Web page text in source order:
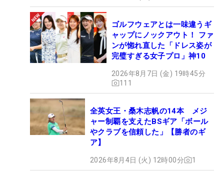
ゴルフウェアとは一味違うギ
ャップにノックアウト！ ファ
ンが惚れ直した「ドレス姿が
完璧すぎる女子プロ」神10
2026年8月7日 (金) 19時45分
111
全英女王・桑木志帆の14本 メジ
ャー制覇を支えたBSギア「ボール
やクラブを信頼した」【勝者のギ
ア】
2026年8月4日 (火) 12時00分 1